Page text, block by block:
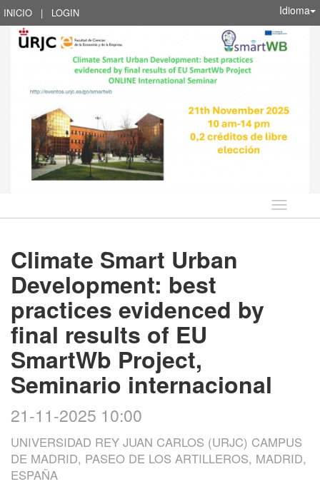
INICIO | LOGIN Idioma
Idioma
Climate Smart Urban
Development: best
practices evidenced by
final results of EU
SmartWb Project,
Seminario internacional
21-11-2025 10:00
UNIVERSIDAD REY JUAN CARLOS (URJC) CAMPUS
DE MADRID, PASEO DE LOS ARTILLEROS, MADRID,
ESPAÑA